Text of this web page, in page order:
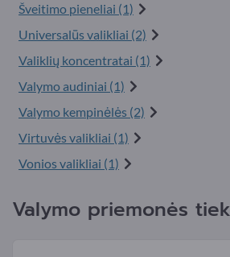
Šveitimo pieneliai (1)
Universalūs valikliai (2)
Valiklių koncentratai (1)
Valymo audiniai (1)
Valymo kempinėlės (2)
Virtuvės valikliai (1)
Vonios valikliai (1)
Valymo priemonės